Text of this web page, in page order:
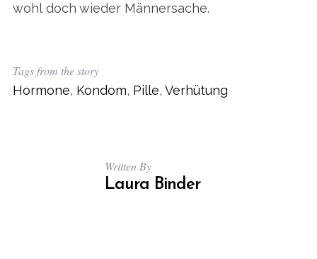
wohl doch wieder Männersache.
Tags from the story
Hormone, Kondom, Pille, Verhütung
Written By
Laura Binder